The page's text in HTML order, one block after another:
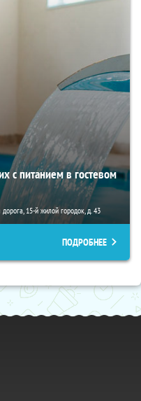
с питанием в гостевом
15-й жилой городок, д. 43
ПОДРОБНЕЕ